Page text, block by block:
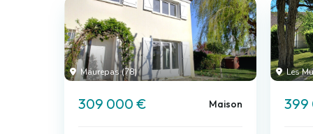
Maurepas (78)
309 000 € Maison
Les